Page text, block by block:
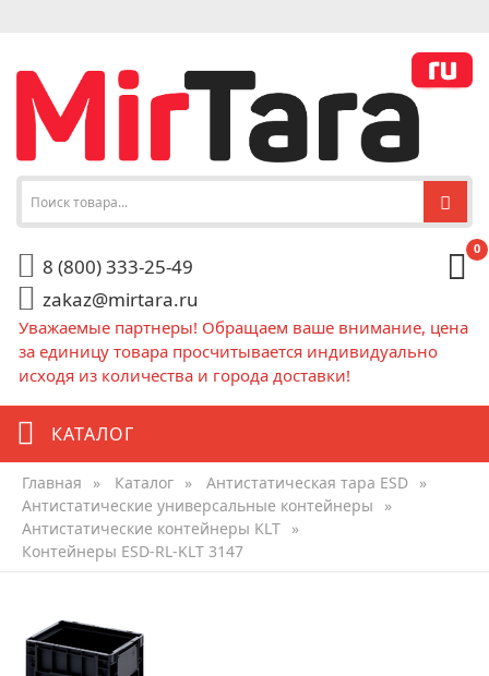
8 (800) 333-25-49
zakaz@mirtara.ru
0
Уважаемые партнеры! Обращаем ваше внимание, цена
за единицу товара просчитывается индивидуально
исходя из количества и города доставки!
КАТАЛОГ
Главная » Каталог » Антистатическая тара ESD »
Антистатические универсальные контейнеры
»
Антистатические контейнеры KLT »
Контейнеры ESD-RL-KLT 3147